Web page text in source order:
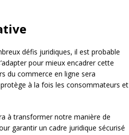
défis juridiques, il est probable
pour mieux encadrer cette
du commerce en ligne sera
à la fois les consommateurs et
à transformer notre manière de
garantir un cadre juridique sécurisé